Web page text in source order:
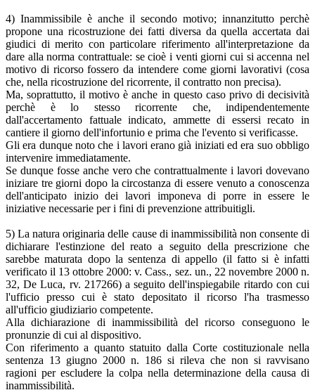
4) Inammissibile è anche il secondo motivo; innanzitutto perchè
propone una ricostruzione dei fatti diversa da quella accertata dai
giudici di merito con particolare riferimento all'interpretazione da
dare alla norma contrattuale: se cioè i venti giorni cui si accenna nel
motivo di ricorso fossero da intendere come giorni lavorativi (cosa
che, nella ricostruzione del ricorrente, il contratto non precisa).
Ma, soprattutto, il motivo è anche in questo caso privo di decisività
perchè è lo stesso ricorrente che, indipendentemente
dall'accertamento fattuale indicato, ammette di essersi recato in
cantiere il giorno dell'infortunio e prima che l'evento si verificasse.
Gli era dunque noto che i lavori erano già iniziati ed era suo obbligo
intervenire immediatamente.
Se dunque fosse anche vero che contrattualmente i lavori dovevano
iniziare tre giorni dopo la circostanza di essere venuto a conoscenza
dell'anticipato inizio dei lavori imponeva di porre in essere le
iniziative necessarie per i fini di prevenzione attribuitigli.
5) La natura originaria delle cause di inammissibilità non consente di
dichiarare l'estinzione del reato a seguito della prescrizione che
sarebbe maturata dopo la sentenza di appello (il fatto si è infatti
verificato il 13 ottobre 2000: v. Cass., sez. un., 22 novembre 2000 n.
32, De Luca, rv. 217266) a seguito dell'inspiegabile ritardo con cui
l'ufficio presso cui è stato depositato il ricorso l'ha trasmesso
all'ufficio giudiziario competente.
Alla dichiarazione di inammissibilità del ricorso conseguono le
pronunzie di cui al dispositivo.
Con riferimento a quanto statuito dalla Corte costituzionale nella
sentenza 13 giugno 2000 n. 186 si rileva che non si ravvisano
ragioni per escludere la colpa nella determinazione della causa di
inammissibilità.